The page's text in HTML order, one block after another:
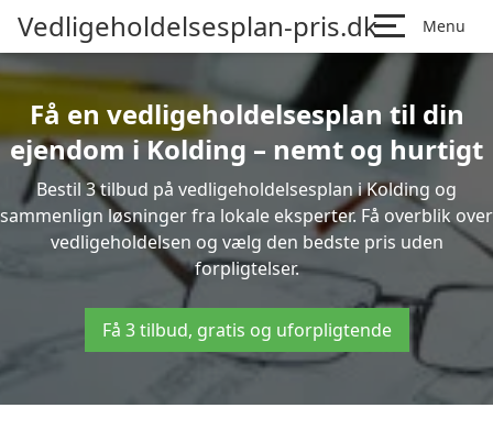
Vedligeholdelsesplan-pris.dk Menu
Få en vedligeholdelsesplan til din
ejendom i Kolding – nemt og hurtigt
Bestil 3 tilbud på vedligeholdelsesplan i Kolding og
sammenlign løsninger fra lokale eksperter. Få overblik over
vedligeholdelsen og vælg den bedste pris uden
forpligtelser.
Få 3 tilbud, gratis og uforpligtende